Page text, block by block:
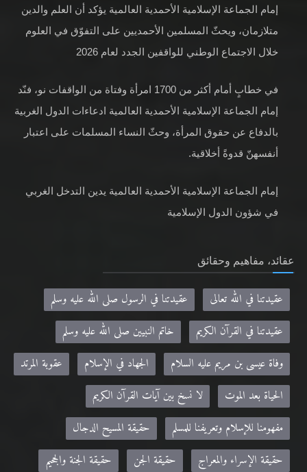
إمام الجماعة الإسلامية الأحمدية العالمية يؤكد أن العلم والدين
متلازمان، ويحثّ المسلمين الأحمديين على التفوّق في العلوم
خلال الاجتماع الوطني للواقفين الجدد لعام 2026
في خطابٍ أمام أكثر من 1700 امرأة وفتاة من الواقفات نو، فنّد
إمام الجماعة الإسلامية الأحمدية العالمية ادعاءات الدول الغربية
بالدفاع عن حقوق المرأة، وحثّ النساء المسلمات على اعتبار
أنفسهنّ قدوةً أخلاقية.
إمام الجماعة الإسلامية الأحمدية العالمية يدين التدخل الغربي
في شؤون الدول الإسلامية
عقائد، مفاهيم وحقائق
عقيدتنا في الله تعالى
عقيدتنا في الرسول صلى الله عليه وسلم
عقيدتنا في القرآن الكريم
خاتم النبيين صلى الله عليه وسلم
وفاة عيسى بن مريم عليه السلام
الجهاد في الإسلام
عقوبة المرتد
الحياة بعد الموت
لا نسخ بين آيات القرآن الكريم
مفهومنا للإسلام وتعريفنا للمسلم
حقيقة المسيح الدجال
حقيقة الإسراء والمعراج
حقيقة الجن حقيقة الجنة والجحيم